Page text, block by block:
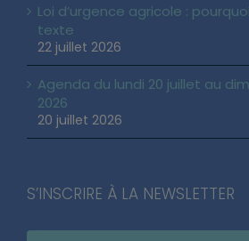
Loi d’urgence agricole :
texte
22 juillet 2026
Agenda du lundi 20 juillet au
2026
20 juillet 2026
S’INSCRIRE À LA NEWSLETTER